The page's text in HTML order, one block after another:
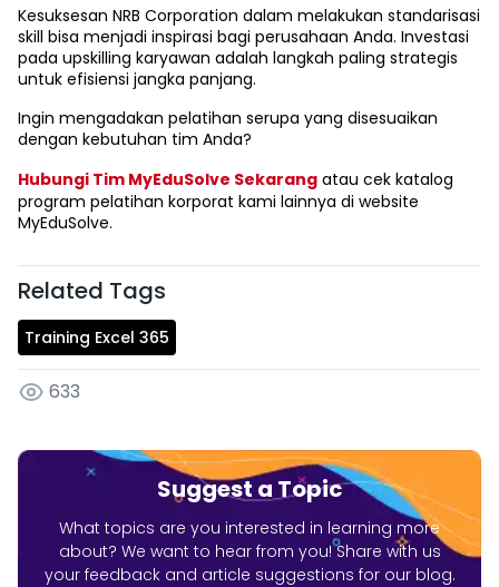
Kesuksesan NRB Corporation dalam melakukan standarisasi
skill bisa menjadi inspirasi bagi perusahaan Anda. Investasi
pada upskilling karyawan adalah langkah paling strategis
untuk efisiensi jangka panjang.
Ingin mengadakan pelatihan serupa yang disesuaikan
dengan kebutuhan tim Anda?
Hubungi Tim MyEduSolve Sekarang atau cek katalog
program pelatihan korporat kami lainnya di website
MyEduSolve.
Related Tags
Training Excel 365
633
Suggest a Topic
What topics are you interested in learning more
about? We want to hear from you! Share with us
your feedback and article suggestions for our blog.